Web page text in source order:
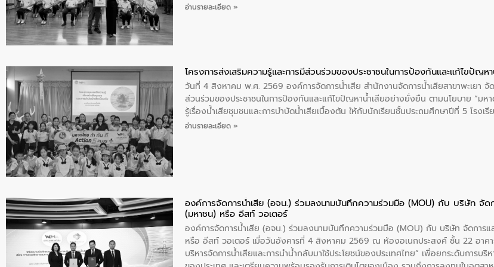
อ่านรายละเอียด »
โครงการส่งเสริมความรู้และการมีส่วนร่วมของประชาชนในการป้องกันและแก้ไขปัญห
วันที่ 4 สิงหาคม พ.ศ. 2569 องค์การจัดการน้ำเสีย สำนักงานจัดการน้ำเสียสาขาพะเยา จั
ส่วนร่วมของประชาชนในการป้องกันและแก้ไขปัญหาน้ำเสียอย่างยั่งยืน ตามนโยบาย “ม
รู้เรื่องน้ำเสียชุมชนและการบำบัดน้ำเสียเบื้องต้น ให้กับนักเรียนชั้นประถมศึกษาปีที่ 5 โรงเ
อ่านรายละเอียด »
องค์การจัดการน้ำเสีย (อจน.) ร่วมลงนามบันทึกความร่วมมือ (MOU) กับ บริษัท จั
(มหาชน) หรือ อีสท์ วอเตอร์
องค์การจัดการน้ำเสีย (อจน.) ร่วมลงนามบันทึกความร่วมมือ (MOU) กับ บริษัท จัดการ
หรือ อีสท์ วอเตอร์ เมื่อวันอังคารที่ 4 สิงหาคม 2569 ณ ห้องอเนกประสงค์ ชั้น 22 อาคา
บริหารจัดการน้ำเสียและการนำน้ำกลับมาใช้ประโยชน์ของประเทศไทย” เพื่อยกระดับการบ